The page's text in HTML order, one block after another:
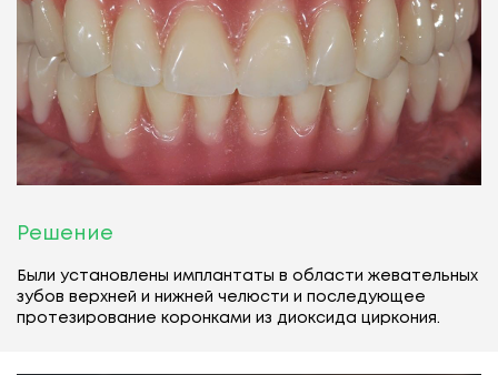
Решение
Были установлены имплантаты в области жевательных
зубов верхней и нижней челюсти и последующее
протезирование коронками из диоксида циркония.